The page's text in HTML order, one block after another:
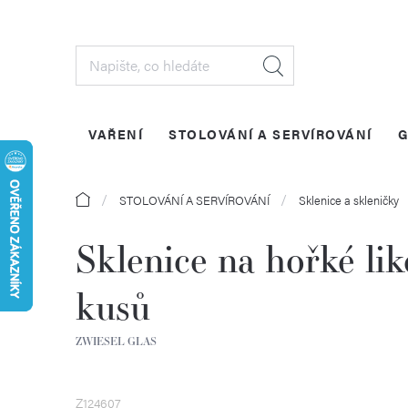
VAŘENÍ STOLOVÁNÍ A SERVÍROVÁNÍ
DomůSTOLOVÁNÍ A SERVÍROVÁNÍ Sklenice a skleničky
Sklenice na hořké
kusů
ZWIESEL GLAS
Z124607